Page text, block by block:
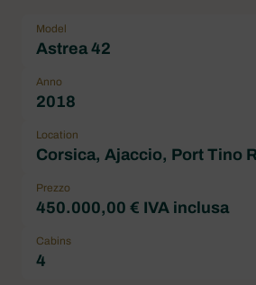
Model
Astrea 42
Anno
2018
Location
Corsica, Ajaccio, Port Tino
Prezzo
450.000,00 € IVA inclusa
Cabins
4